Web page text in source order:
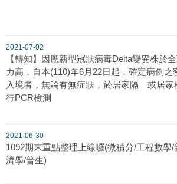
2021-07-02
【轉知】因應新型冠狀病毒Delta變異株於
力高，自本(110)年6月22日起，確定病例之
入境者，無論有無症狀，於居家隔離或居
行PCR檢測
2021-06-30
1092期末重點整理上線囉(微積分/工程數學
濟學/普生)